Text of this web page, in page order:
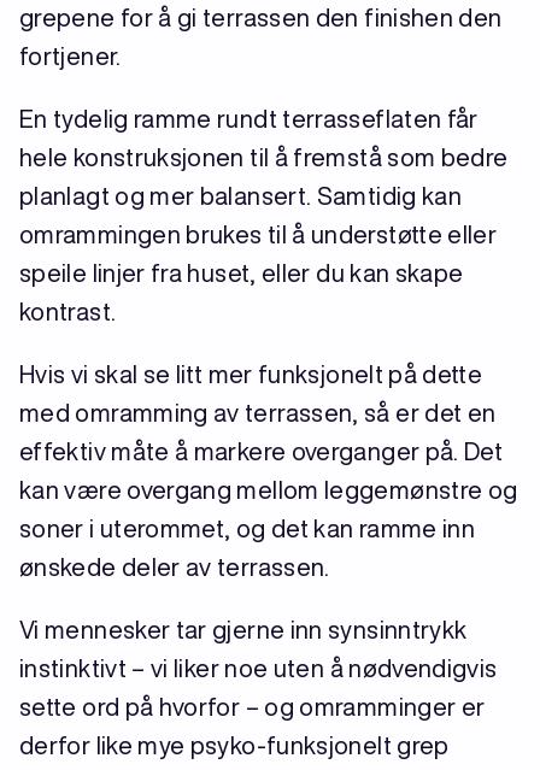
grepene for å gi terrassen den finishen den
fortjener.
En tydelig ramme rundt terrasseflaten får
hele konstruksjonen til å fremstå som bedre
planlagt og mer balansert. Samtidig kan
omrammingen brukes til å understøtte eller
speile linjer fra huset, eller du kan skape
kontrast.
Hvis vi skal se litt mer funksjonelt på dette
med omramming av terrassen, så er det en
effektiv måte å markere overganger på. Det
kan være overgang mellom leggemønstre og
soner i uterommet, og det kan ramme inn
ønskede deler av terrassen.
Vi mennesker tar gjerne inn synsinntrykk
instinktivt – vi liker noe uten å nødvendigvis
sette ord på hvorfor – og omramminger er
derfor like mye psyko-funksjonelt grep